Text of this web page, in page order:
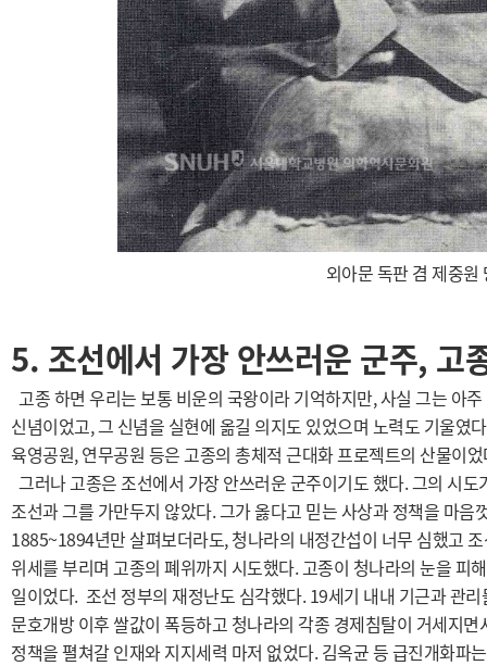
외아문 독판 겸 제중원
5. 조선에서 가장 안쓰러운 군주, 고
고종 하면 우리는 보통 비운의 국왕이라 기억하지만, 사실 그는 아
신념이었고, 그 신념을 실현에 옮길 의지도 있었으며 노력도 기울였
육영공원, 연무공원 등은 고종의 총체적 근대화 프로젝트의 산물이
그러나 고종은 조선에서 가장 안쓰러운 군주이기도 했다. 그의 시
조선과 그를 가만두지 않았다. 그가 옳다고 믿는 사상과 정책을 마
1885~1894년만 살펴보더라도, 청나라의 내정간섭이 너무 심했고
위세를 부리며 고종의 폐위까지 시도했다. 고종이 청나라의 눈을 피
일이었다. 조선 정부의 재정난도 심각했다. 19세기 내내 기근과 관
문호개방 이후 쌀값이 폭등하고 청나라의 각종 경제침탈이 거세지
정책을 펼쳐갈 인재와 지지세력 마저 없었다. 김옥균 등 급진개화파